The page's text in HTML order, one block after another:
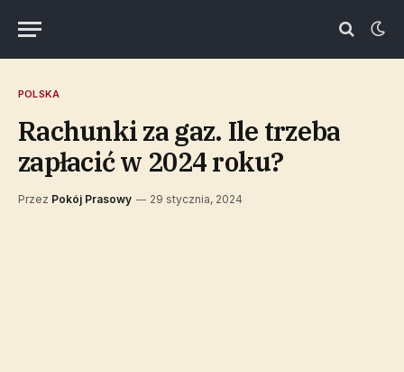
POLSKA
Rachunki za gaz. Ile trzeba
zapłacić w 2024 roku?
Przez Pokój Prasowy 29 stycznia, 2024